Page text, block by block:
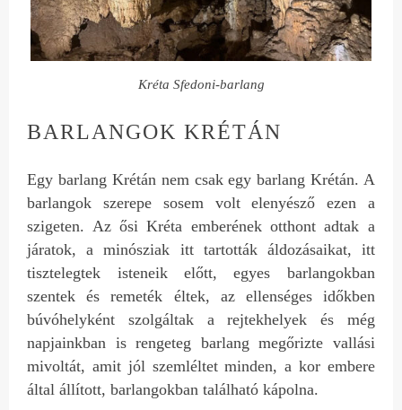
Kréta Sfedoni-barlang
BARLANGOK KRÉTÁN
Egy barlang Krétán nem csak egy barlang Krétán. A
barlangok szerepe sosem volt elenyésző ezen a
szigeten. Az ősi Kréta emberének otthont adtak a
járatok, a minósziak itt tartották áldozásaikat, itt
tisztelegtek isteneik előtt, egyes barlangokban
szentek és remeték éltek, az ellenséges időkben
búvóhelyként szolgáltak a rejtekhelyek és még
napjainkban is rengeteg barlang megőrizte vallási
mivoltát, amit jól szemléltet minden, a kor embere
által állított, barlangokban található kápolna.